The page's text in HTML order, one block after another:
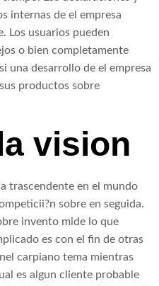
internas de el empresa
Los usuarios pueden
o bien completamente
una desarrollo de el empresa
productos sobre
vision
trascendente en el mundo
sobre en seguida.
invento mide lo que
es con el fin de otras
carpiano tema mientras
es algun cliente probable